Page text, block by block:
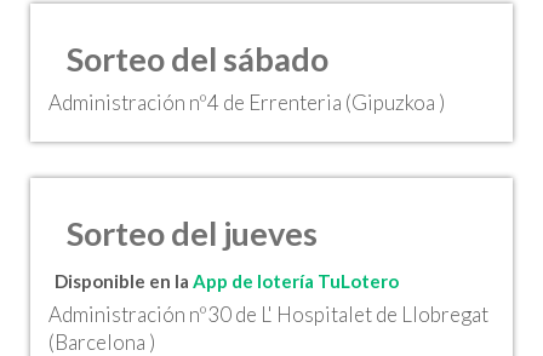
Sorteo del sábado
Administración nº4 de Errenteria (Gipuzkoa )
Sorteo del jueves
Disponible en la App de lotería TuLotero
Administración nº30 de L' Hospitalet de Llobregat
(Barcelona )